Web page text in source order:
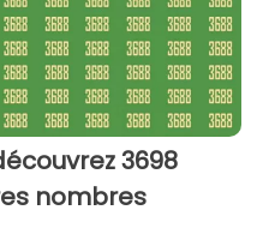
3698
nombres